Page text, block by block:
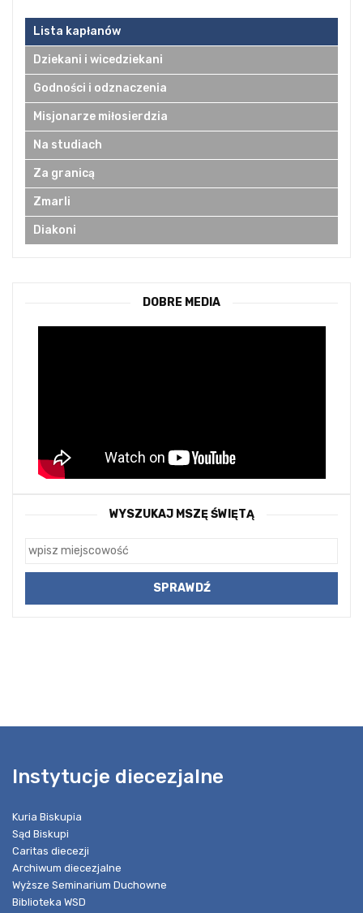
Lista kapłanów
Dziekani i wicedziekani
Godności i odznaczenia
Misjonarze miłosierdzia
Na studiach
Za granicą
Zmarli
Diakoni
DOBRE MEDIA
WYSZUKAJ MSZĘ ŚWIĘTĄ
Instytucje diecezjalne
Kuria Biskupia
Sąd Biskupi
Caritas diecezji
Archiwum diecezjalne
Wyższe Seminarium Duchowne
Biblioteka WSD